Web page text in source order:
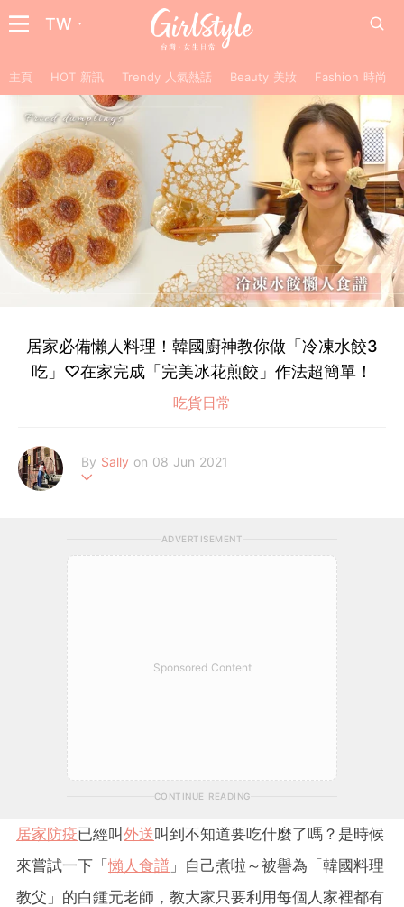
TW
主頁 HOT 新訊 Trendy 人氣熱話 Beauty 美妝 Fashion 時尚
居家必備懶人料理！韓國廚神教你做「冷凍水餃3
吃」♡在家完成「完美冰花煎餃」作法超簡單！
吃貨日常
By Sally on 08 Jun 2021
ADVERTISEMENT
Sponsored Content
CONTINUE READING
居家防疫已經叫 外送叫到不知道要吃什麼了嗎？是時候
來嘗試一下「懶人食譜 」自己煮啦～被譽為「韓國料理
教父」的白鍾元老師，教大家只要利用每個人家裡都有